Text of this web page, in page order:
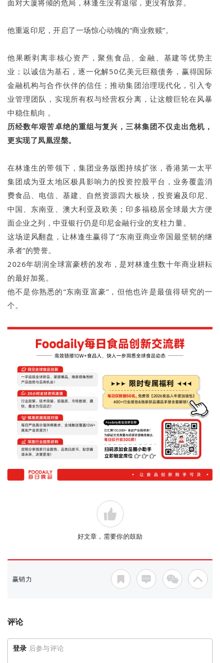
面对大厦将倾的危局，林逢生没有退缩，更没有放弃。
他重返印尼，开启了一场惊心动魄的“商业救赎”。
他果断剥离非核心资产，聚焦食品、金融、基建等优势主
业；以诚信为基石，逐一化解50亿美元巨额债务，赢得国际
金融机构与合作伙伴的信任；推动集团治理现代化，引入专
业管理团队，实现所有权与经营权分离，让这艘巨轮在风暴
中稳住航向 。
历经数年艰苦卓绝的重组与复兴，三林集团不仅走出危机，
更实现了凤凰涅槃。
在林逢生的带领下，集团业务版图持续扩张，香港第一太平
集团成为亚太地区极具影响力的投资控股平台，业务覆盖消
费食品、电信、基建、自然资源四大板块，投资遍及印尼、
中国、东南亚、澳大利亚及欧美；印多福稳居全球最大方便
面企业之列，中亚银行仍是印尼金融行业的支柱力量。
这场逆风翻盘，让林逢生赢得了“东南亚商业帝国最坚韧的继
承者”的赞誉。
2026年胡润全球富豪榜的发布，是对林逢生数十年商业耕耘
的最好加冕。
他不是你熟悉的“东南亚富豪”，但他也许是最值得研究的一
个。
好文章，需要你的鼓励
赢销力
评论
登录 后参与评论